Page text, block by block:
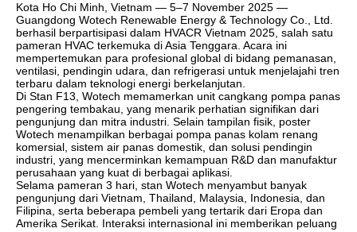
Kota Ho Chi Minh, Vietnam — 5–7 November 2025 —
Guangdong Wotech Renewable Energy & Technology Co., Ltd.
berhasil berpartisipasi dalam HVACR Vietnam 2025, salah satu
pameran HVAC terkemuka di Asia Tenggara. Acara ini
mempertemukan para profesional global di bidang pemanasan,
ventilasi, pendingin udara, dan refrigerasi untuk menjelajahi tren
terbaru dalam teknologi energi berkelanjutan.
Di Stan F13, Wotech memamerkan unit cangkang pompa panas
pengering tembakau, yang menarik perhatian signifikan dari
pengunjung dan mitra industri. Selain tampilan fisik, poster
Wotech menampilkan berbagai pompa panas kolam renang
komersial, sistem air panas domestik, dan solusi pendingin
industri, yang mencerminkan kemampuan R&D dan manufaktur
perusahaan yang kuat di berbagai aplikasi.
Selama pameran 3 hari, stan Wotech menyambut banyak
pengunjung dari Vietnam, Thailand, Malaysia, Indonesia, dan
Filipina, serta beberapa pembeli yang tertarik dari Eropa dan
Amerika Serikat. Interaksi internasional ini memberikan peluang